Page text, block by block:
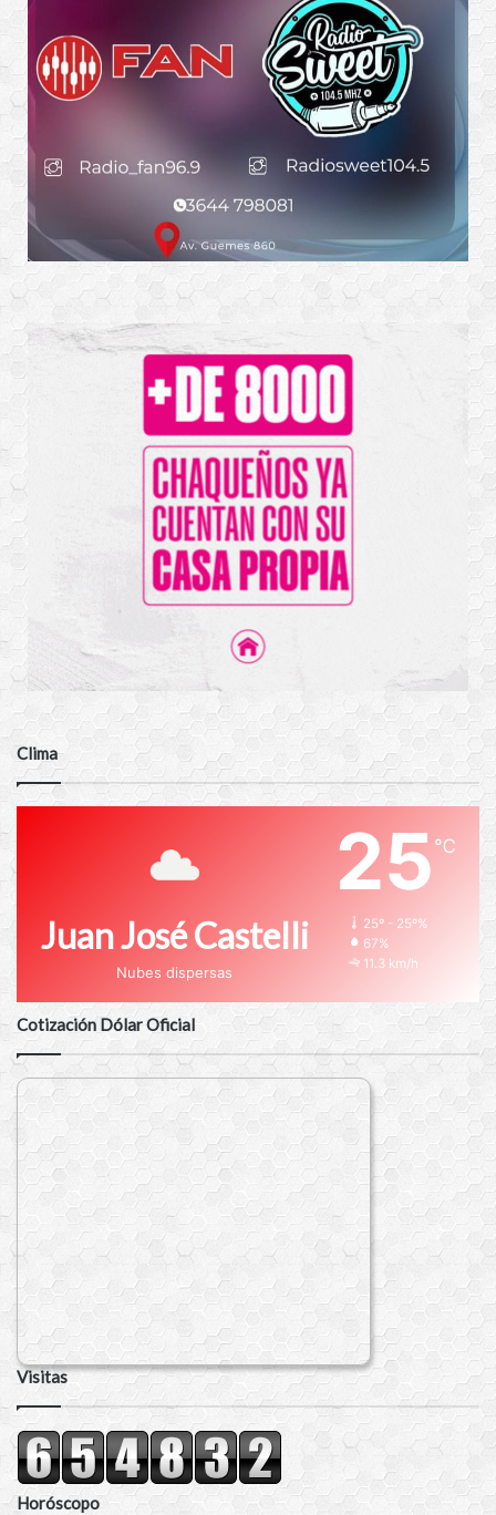
Clima
Juan José Castelli
Nubes dispersas
25℃
25º - 25º%
67%
11.3 km/h
Cotización Dólar Oficial
Visitas
Horóscopo